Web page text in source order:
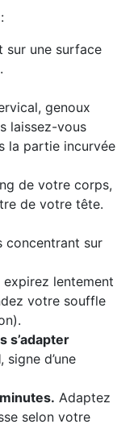
sur une surface
genoux
laissez-vous
la partie incurvée
de votre corps,
de votre tête.
concentrant sur
lentement
votre souffle
s’adapter
, signe d’une
Adaptez
selon votre